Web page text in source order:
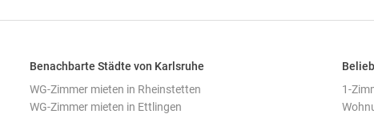
Benachbarte Städte von Karlsruhe
WG-Zimmer mieten in Rheinstetten
WG-Zimmer mieten in Ettlingen
1-